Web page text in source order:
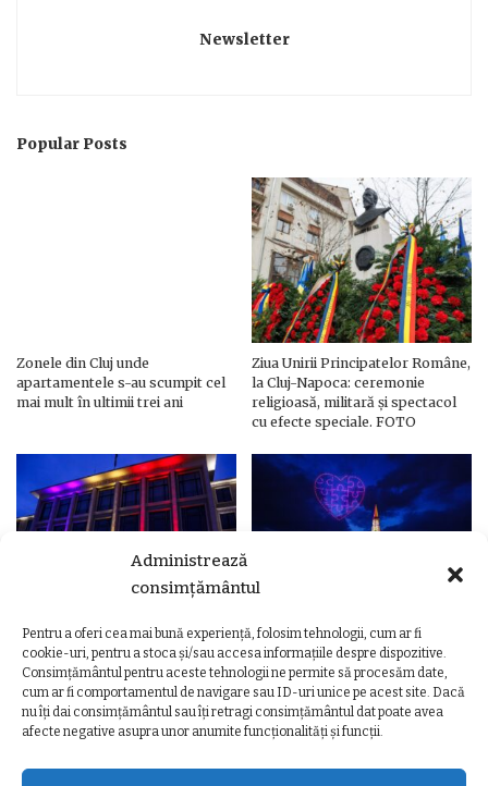
Administrează
consimțământul
Pentru a oferi cea mai bună experiență, folosim tehnologii, cum ar fi
cookie-uri, pentru a stoca și/sau accesa informațiile despre dispozitive.
Consimțământul pentru aceste tehnologii ne permite să procesăm date,
cum ar fi comportamentul de navigare sau ID-uri unice pe acest site. Dacă
nu îți dai consimțământul sau îți retragi consimțământul dat poate avea
afecte negative asupra unor anumite funcționalități și funcții.
Newsletter
Popular Posts
Zonele din Cluj unde
apartamentele s-au scumpit cel
mai mult în ultimii trei ani
Ziua Unirii Principatelor Române,
la Cluj-Napoca: ceremonie
religioasă, militară și spectacol
cu efecte speciale. FOTO
Ziua Unirii Principatelor Române
– Clădiri și poduri din Cluj,
iluminate în culorile drapelului
Ziua Unirii la Cluj-Napoca.
Programul complet al
evenimentelor